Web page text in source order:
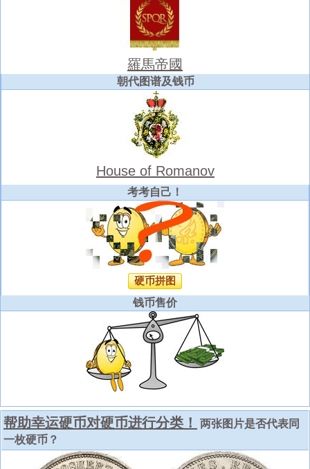
羅馬帝國
朝代图谱及钱币
House of Romanov
考考自己！
硬币拼图
钱币售价
帮助幸运硬币对硬币进行分类！
两张图片是否代表同
一枚硬币？